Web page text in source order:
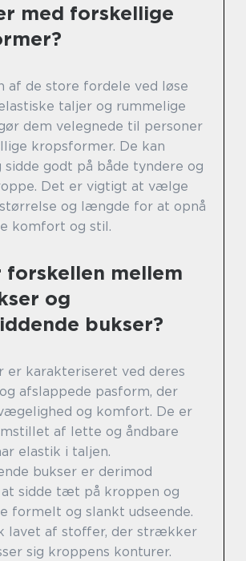
med forskellige
af de store fordele ved løse
taljer og rummelige
dem velegnede til personer
kropsformer. De kan
sidde godt på både tyndere og
Det er vigtigt at vælge
og længde for at opnå
komfort og stil.
forskellen mellem
og
bukser?
er karakteriseret ved deres
afslappede pasform, der
og komfort. De er
af lette og åndbare
elastik i taljen.
bukser er derimod
sidde tæt på kroppen og
formelt og slankt udseende.
lavet af stoffer, der strækker
sig kroppens konturer.